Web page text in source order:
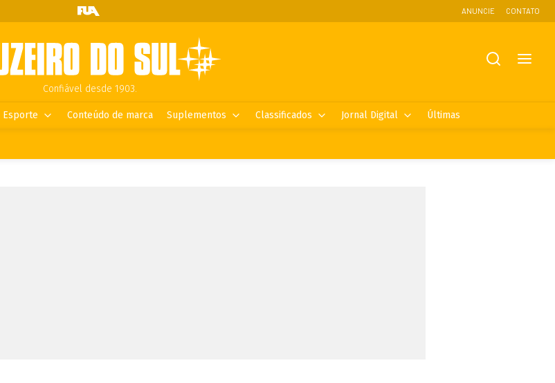
ANUNCIE CONTATO
Confiável desde 1903.
Esporte Conteúdo de marca Suplementos Classificados Jornal Digital Últimas